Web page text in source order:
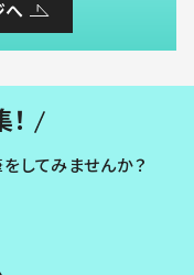
してみませんか？